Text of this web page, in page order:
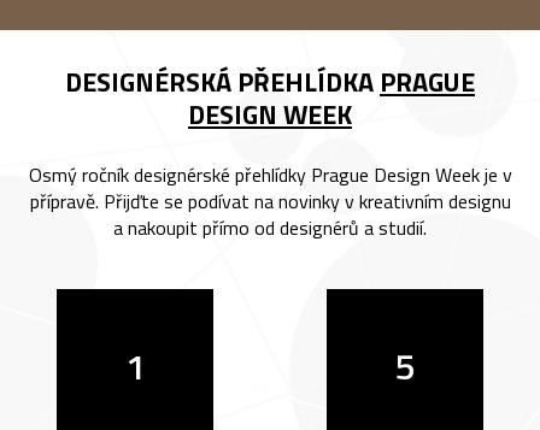
DESIGNÉRSKÁ PŘEHLÍDKA PRAGUE
DESIGN WEEK
Osmý ročník designérské přehlídky Prague Design Week je v
přípravě. Přijďte se podívat na novinky v kreativním designu
a nakoupit přímo od designérů a studií.
1 5